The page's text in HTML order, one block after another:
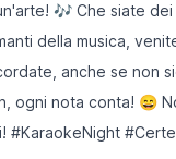
🎶 Che siate
della musica,
anche se non
ogni nota conta! 😄
#KaraokeNight